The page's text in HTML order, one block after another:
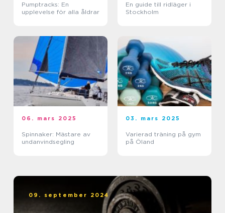
Pumptracks: En
upplevelse för alla åldrar
En guide till ridläger i
Stockholm
06. mars 2025
Spinnaker: Mästare av
undanvindsegling
03. mars 2025
Varierad träning på gym
på Öland
09. september 2024